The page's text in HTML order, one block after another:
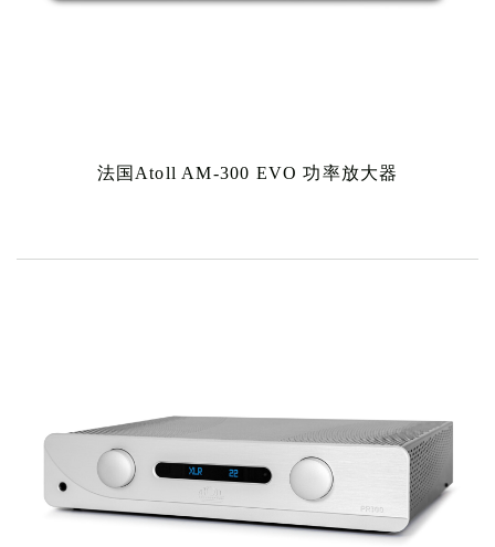
法国Atoll AM-300 EVO 功率放大器